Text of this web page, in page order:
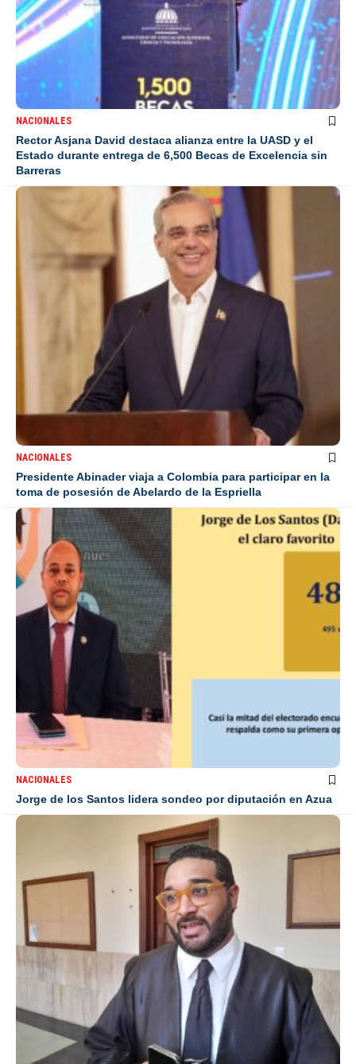
NACIONALES
Rector Asjana David destaca alianza entre la UASD y el
Estado durante entrega de 6,500 Becas de Excelencia sin
Barreras
NACIONALES
Presidente Abinader viaja a Colombia para participar en la
toma de posesión de Abelardo de la Espriella
NACIONALES
Jorge de los Santos lidera sondeo por diputación en Azua